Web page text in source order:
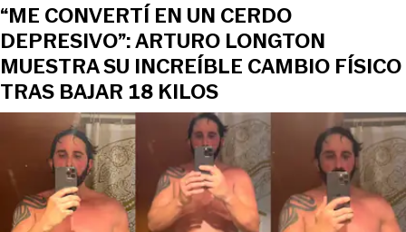
“ME CONVERTÍ EN UN CERDO
DEPRESIVO”: ARTURO LONGTON
MUESTRA SU INCREÍBLE CAMBIO FÍSICO
TRAS BAJAR 18 KILOS